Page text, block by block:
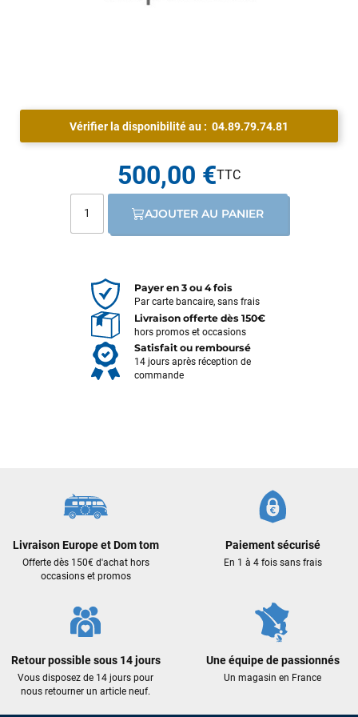
Vérifier la disponibilité au : 04.89.79.74.81
500,00 €
AJOUTER AU PANIER
Payer en 3 ou 4 fois
Par carte bancaire, sans frais
Livraison offerte dès 150€
hors promos et occasions
Satisfait ou remboursé
14 jours après réception de
commande
Livraison Europe et Dom tom
Offerte dès 150€ d'achat hors
occasions et promos
Paiement sécurisé
En 1 à 4 fois sans frais
Retour possible sous 14 jours
Vous disposez de 14 jours pour
nous retourner un article neuf.
Une équipe de passionnés
Un magasin en France
François
il y a un mois
J’ai commandé un pack via leur site internet. À peine la
commande validée, le magasin m’a appelé pour confirmer
sur le matériel à choisir, et m’a même offert du matériel en
plus. Niveau réactivité, c’est au top : la commande est partie
le lendemain, et j’ai bien reçu tout le matériel dans un colis
propre et soigné. Plus qu’à tester ça sur l’eau ! Je
recommande vivement ce magasin pour son
professionnalisme et sa réactivité.